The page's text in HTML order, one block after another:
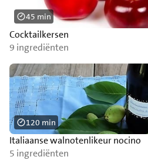
Cocktailkersen
9 ingrediënten
45 min
Italiaanse walnotenlikeur nocino
5 ingrediënten
120 min